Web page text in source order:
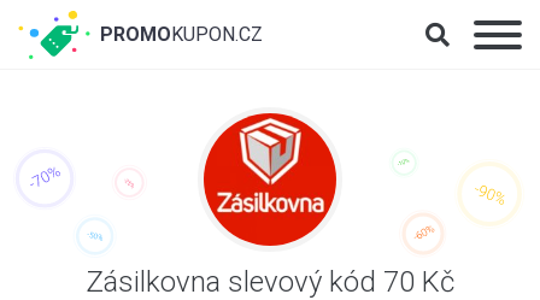
Zásilkovna slevový kód 70 Kč
PROMOKUPON.CZ